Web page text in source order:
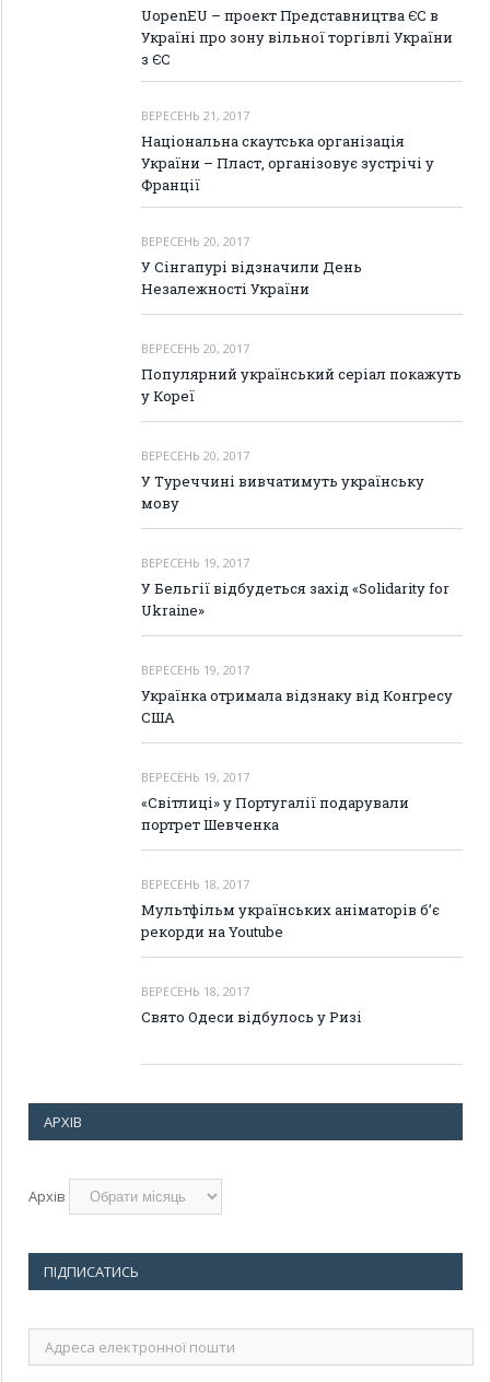
UopenEU – проект Представництва ЄС в
Україні про зону вільної торгівлі України
з ЄС
ВЕРЕСЕНЬ 21, 2017
Національна скаутська організація
України – Пласт, організовує зустрічі у
Франції
ВЕРЕСЕНЬ 20, 2017
У Сінгапурі відзначили День
Незалежності України
ВЕРЕСЕНЬ 20, 2017
Популярний український серіал покажуть
у Кореї
ВЕРЕСЕНЬ 20, 2017
У Туреччині вивчатимуть українську
мову
ВЕРЕСЕНЬ 19, 2017
У Бельгії відбудеться захід «Solidarity for
Ukraine»
ВЕРЕСЕНЬ 19, 2017
Українка отримала відзнаку від Конгресу
США
ВЕРЕСЕНЬ 19, 2017
«Світлиці» у Португалії подарували
портрет Шевченка
ВЕРЕСЕНЬ 18, 2017
Мультфільм українських аніматорів б’є
рекорди на Youtube
ВЕРЕСЕНЬ 18, 2017
Свято Одеси відбулось у Ризі
АРХІВ
Архів
ПІДПИСАТИСЬ
Адреса
електронної